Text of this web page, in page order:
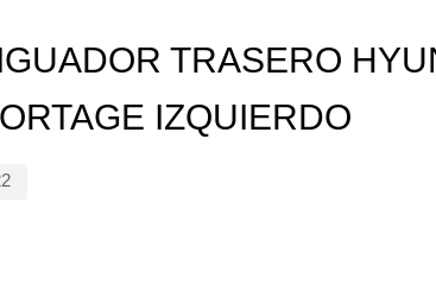
TRASERO
IZQUIERDO